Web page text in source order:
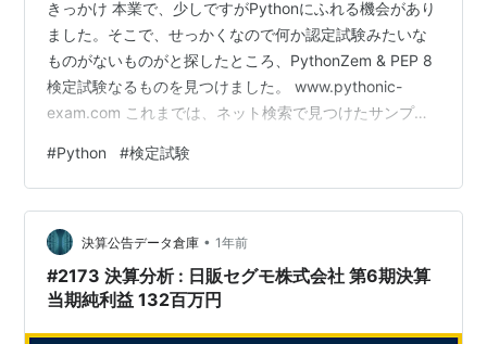
きっかけ 本業で、少しですがPythonにふれる機会があり
ました。そこで、せっかくなので何か認定試験みたいな
ものがないものがと探したところ、PythonZem & PEP 8
検定試験なるものを見つけました。 www.pythonic-
exam.com これまでは、ネット検索で見つけたサンプル
Pythonを活用していました、ですが、応用するにあたっ
ては、コードの書き方で迷うこともありました。そんな
ことで、これを機会に、Pythonの文法について、きちん
と学んでみようと思い至りました。そして、この
「PythonZen & PEP 8 検定試験」は、無…
#Python #検定試験
決算公告データ倉庫 • 1年前
#2173 決算分析 : 日販セグモ株式会社 第6期決算
当期純利益 132百万円